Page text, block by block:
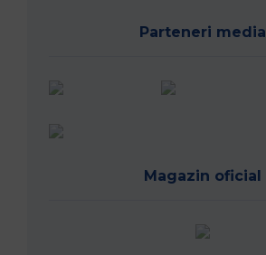
Parteneri media
Magazin oficial